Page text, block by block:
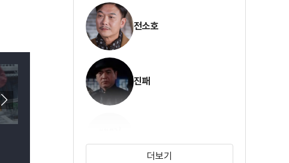
전소호
진패
더보기